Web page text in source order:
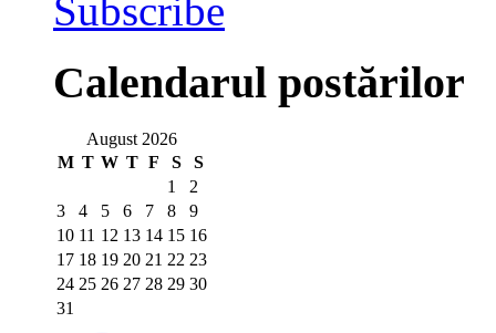
Subscribe
Calendarul postărilor
August 2026
M T W T F S
S
1
2
3
4 5 6 7 8
9
10 11 12 13 14 15 16
17 18 19 20 21 22 23
24 25 26 27 28 29 30
31